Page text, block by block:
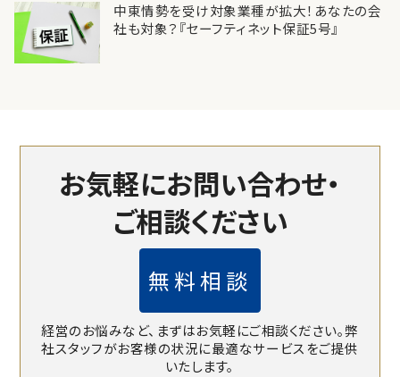
中東情勢を受け対象業種が拡大！あなたの会
社も対象？『セーフティネット保証5号』
お気軽にお問い合わせ・
ご相談ください
無料相談
経営のお悩みなど、まずはお気軽にご相談ください。弊
社スタッフがお客様の状況に最適なサービスをご提供
いたします。